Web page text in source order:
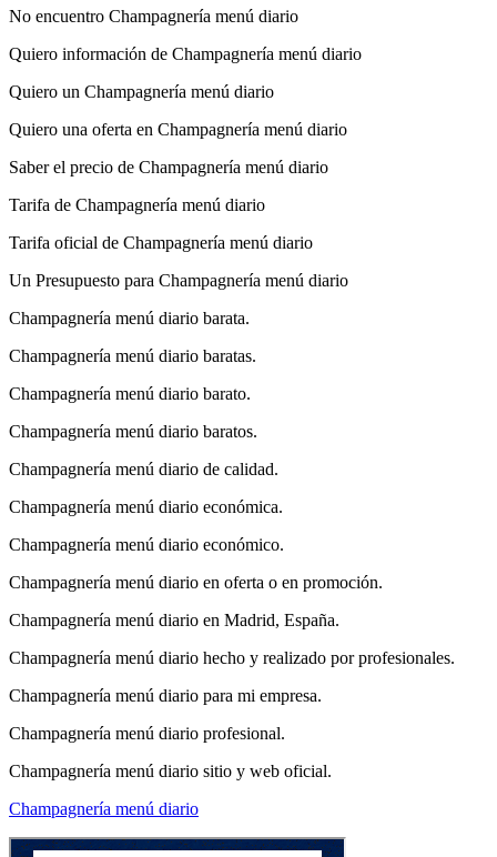
No encuentro Champagnería menú diario
Quiero información de Champagnería menú diario
Quiero un Champagnería menú diario
Quiero una oferta en Champagnería menú diario
Saber el precio de Champagnería menú diario
Tarifa de Champagnería menú diario
Tarifa oficial de Champagnería menú diario
Un Presupuesto para Champagnería menú diario
Champagnería menú diario barata.
Champagnería menú diario baratas.
Champagnería menú diario barato.
Champagnería menú diario baratos.
Champagnería menú diario de calidad.
Champagnería menú diario económica.
Champagnería menú diario económico.
Champagnería menú diario en oferta o en promoción.
Champagnería menú diario en Madrid, España.
Champagnería menú diario hecho y realizado por profesionales.
Champagnería menú diario para mi empresa.
Champagnería menú diario profesional.
Champagnería menú diario sitio y web oficial.
Champagnería menú diario